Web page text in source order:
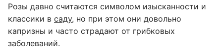
Розы давно считаются символом изысканности и
классики в саду, но при этом они довольно
капризны и часто страдают от грибковых
заболеваний.